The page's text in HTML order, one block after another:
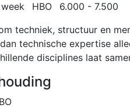
HBO
6.000 - 7.500
techniek, structuur en
technische expertise
disciplines laat